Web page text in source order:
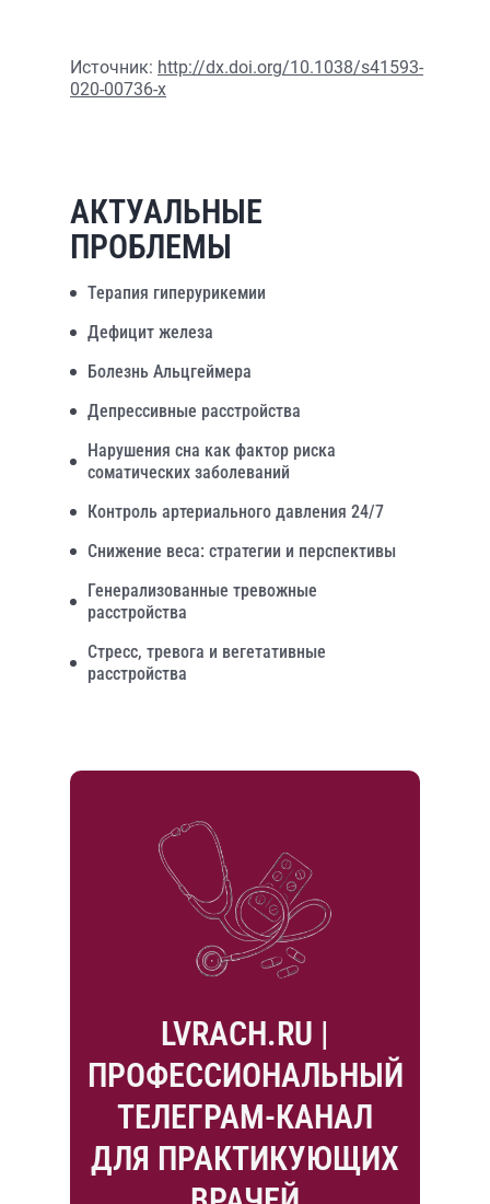
Источник: http://dx.doi.org/10.1038/s41593-
020-00736-x
АКТУАЛЬНЫЕ
ПРОБЛЕМЫ
Терапия гиперурикемии
Дефицит железа
Болезнь Альцгеймера
Депрессивные расстройства
Нарушения сна как фактор риска
соматических заболеваний
Контроль артериального давления 24/7
Снижение веса: стратегии и перспективы
Генерализованные тревожные
расстройства
Стресс, тревога и вегетативные
расстройства
LVRACH.RU |
ПРОФЕССИОНАЛЬНЫЙ
ТЕЛЕГРАМ-КАНАЛ
ДЛЯ ПРАКТИКУЮЩИХ